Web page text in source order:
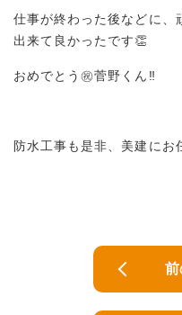
仕事が終わった後などに、
出来て良かったです👏
おめでとう㊗️菅野くん‼︎
防水工事も是非、美建にお
前